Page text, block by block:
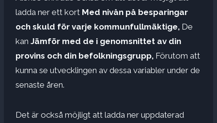
ladda ner ett kort Med nivån på besparingar
och skuld för varje kommunfullmäktige, De
kan Jämför med de i genomsnittet av din
provins och din befolkningsgrupp, Förutom att
kunna se utvecklingen av dessa variabler under de
senaste åren.
Det är också möjligt att ladda ner uppdaterad